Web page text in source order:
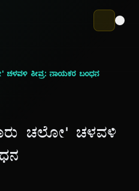
ಚಳವಳಿ ತೀವ್ರ: ನಾಯಕರ ಬಂಧನ
ಚಲೋ' ಚಳವಳಿ